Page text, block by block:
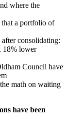
where the
a portfolio of
consolidating:
18% lower
Council have
math on waiting
have been